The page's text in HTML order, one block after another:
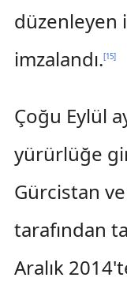
düzenleyen
imzalandı.[15]
Çoğu Eylül
yürürlüğe
Gürcistan
tarafından
Aralık